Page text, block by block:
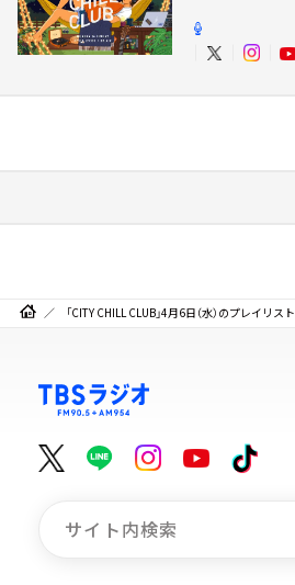
「CITY CHILL CLUB」4月6日（水）のプレイリスト